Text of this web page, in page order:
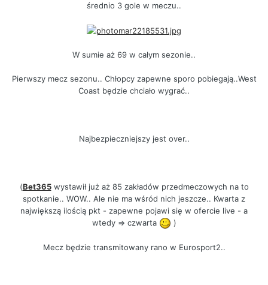
średnio 3 gole w meczu..
W sumie aż 69 w całym sezonie..
Pierwszy mecz sezonu.. Chłopcy zapewne sporo pobiegają..West
Coast będzie chciało wygrać..
Najbezpieczniejszy jest over..
(Bet365wystawił już aż 85 zakładów przedmeczowych na to
spotkanie.. WOW.. Ale nie ma wśród nich jeszcze.. Kwarta z
największą ilością pkt - zapewne pojawi się w ofercie live - a
wtedy => czwarta
)
Mecz będzie transmitowany rano w Eurosport2..